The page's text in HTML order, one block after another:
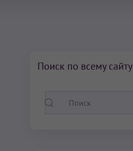
Поиск по всему сайту